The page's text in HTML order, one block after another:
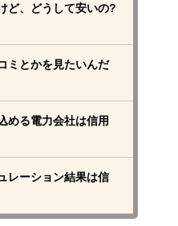
えません。全体の安定
塔などが破損して、送
等の都合などの場合、
力会社を問わず、地域
りに地域の送電会社と
推進機関）が管理する
ど、どうして安いの?
と電気の組み合わせに
々な努力によって、み
けしています。また、
を保守管理するのは従
ですので、新しい電力会
性に問題が生じること
ミとかを見たいんだ
しています。「いちば
することができます。
ラン比較体験談でも切
ューを掲載しています。
める電力会社は信用
経済産業省の審査を受
登録する必要がありま
める電力会社はすべて
。
レーション結果は信
号から特定される地域